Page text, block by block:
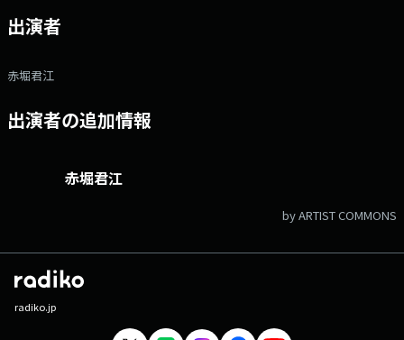
出演者
赤堀君江
出演者の追加情報
赤堀君江
by ARTIST COMMONS
radiko.jp